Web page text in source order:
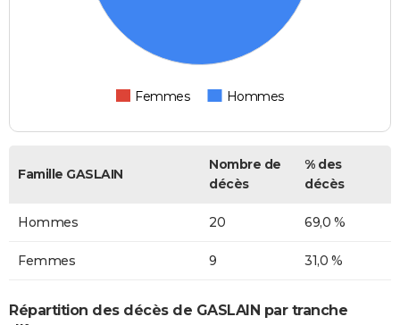
Femmes Hommes
Famille GASLAIN
Nombre de
décès
% des
décès
Hommes 20 69,0 %
Femmes 9 31,0 %
Répartition des décès de GASLAIN par tranche